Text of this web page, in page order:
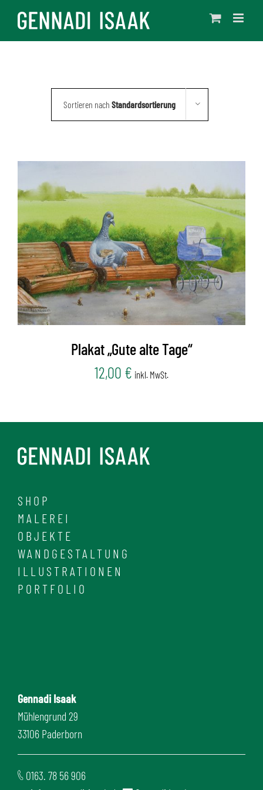
content
Sortieren nach Standardsortierung
Plakat „Gute alte Tage“
12,00 € inkl. MwSt.
SHOP
MALEREI
OBJEKTE
WANDGESTALTUNG
ILLUSTRATIONEN
PORTFOLIO
Gennadi Isaak
Mühlengrund 29
33106 Paderborn
0163. 78 56 906